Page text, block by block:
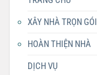
XÂY NHÀ TRỌN GÓI
HOÀN THIỆN NHÀ
DỊCH VỤ